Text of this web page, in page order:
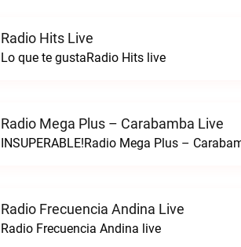
Radio Hits Live
Lo que te gustaRadio Hits live
Radio Mega Plus – Carabamba Live
INSUPERABLE!Radio Mega Plus –
Radio Frecuencia Andina Live
Radio Frecuencia Andina live